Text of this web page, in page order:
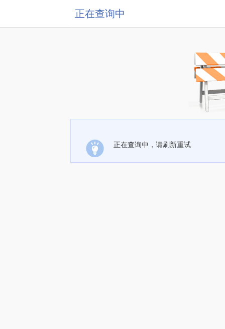
正在查询中
正在查询中，请刷新重试